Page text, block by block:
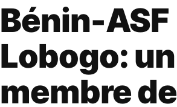
Bénin-ASF
Lobogo: un
membre de